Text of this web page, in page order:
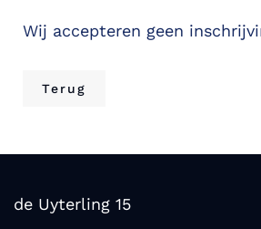
Wij accepteren geen
Terug
de Uyterling 15